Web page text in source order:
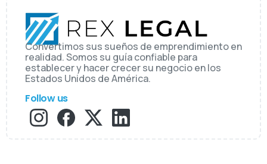
Convertimos sus sueños de emprendimiento en
realidad. Somos su guía confiable para
establecer y hacer crecer su negocio en los
Estados Unidos de América.
Follow us